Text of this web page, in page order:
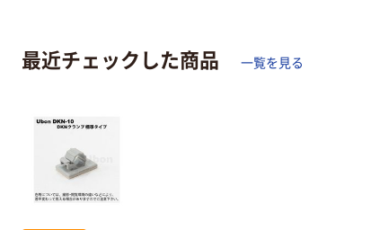
最近チェックした商品 一覧を見る